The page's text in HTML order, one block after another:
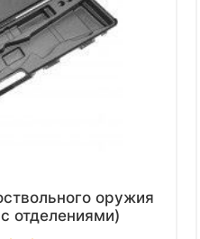
оружия
отделениями)